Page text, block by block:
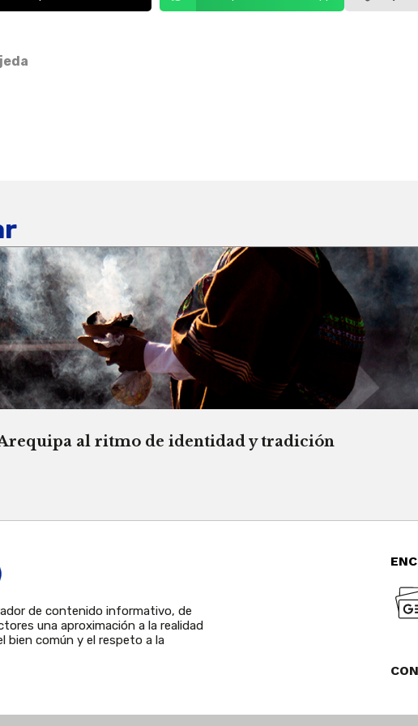
al ritmo de identidad y tradición
de contenido informativo, de
una aproximación a la realidad
bien común y el respeto a la